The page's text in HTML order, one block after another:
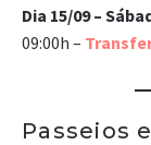
Dia 15/09 –
09:00h –
Passeios